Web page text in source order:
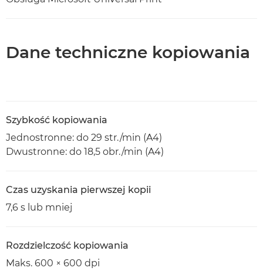
Dane techniczne kopiowania
Szybkość kopiowania
Jednostronne: do 29 str./min (A4)
Dwustronne: do 18,5 obr./min (A4)
Czas uzyskania pierwszej kopii
7,6 s lub mniej
Rozdzielczość kopiowania
Maks. 600 × 600 dpi